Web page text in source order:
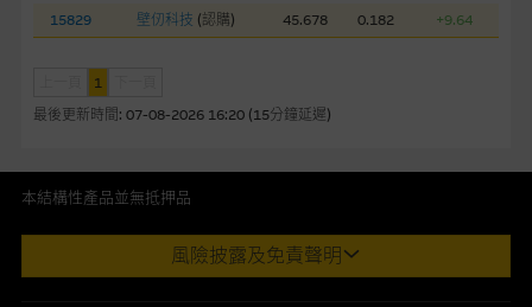
15829 壁仞科技 (認購) 45.678 0.182 +9.64
1
最後更新時間: 07-08-2026 16:20 (15分鐘延遲)
理集團對此等網站的內容及所介紹的產品或服務，均無任何操控
適，不作任何聲明。麥格理集團建議閣下自行向本網站述及或連
接的第三者查詢。此外，載有第三者網站的連結，不應視為該第
本網站雖連接第三者管理的網站，但麥格理集團並非授權網站瀏
本結構性產品並無抵押品
此內容來自我們在所示日期時認為可靠之來源，且均以真誠提供。然
而，Macquarie Capital Limited (CE No. AAC 534)(「 MCL 」)不作陳
風險披露及免責聲明